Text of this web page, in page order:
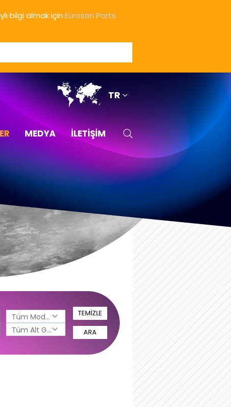
bilgi almak için Eurosan Parts
TR
Türkçe
English
русский
MEDYA İLETİŞİM
Tüm Modeller
Tüm Alt Gruplar
TEMİZLE
ARA